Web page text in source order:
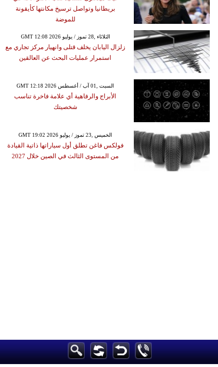
بريطانيا وتواصل ترسيخ مكانتها كأيقونة
للموضة
GMT 12:08 2026 الثلاثاء ,28 تموز / يوليو
زلزال اليابان يخلف قتلى وانهيار مركز تجاري مع
استمرار عمليات البحث عن العالقين
GMT 12:18 2026 السبت ,01 آب / أغسطس
الأبراج والرفاهية أي علامة فاخرة تناسب
شخصيتك
GMT 19:02 2026 الخميس ,23 تموز / يوليو
فولكس فاغن تطلق أول سياراتها ذاتية القيادة
من المستوى الثالث في الصين خلال 2027